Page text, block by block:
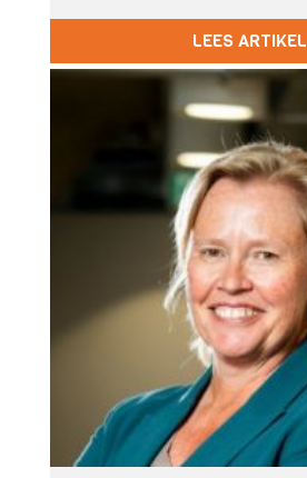
LEES ARTIKEL